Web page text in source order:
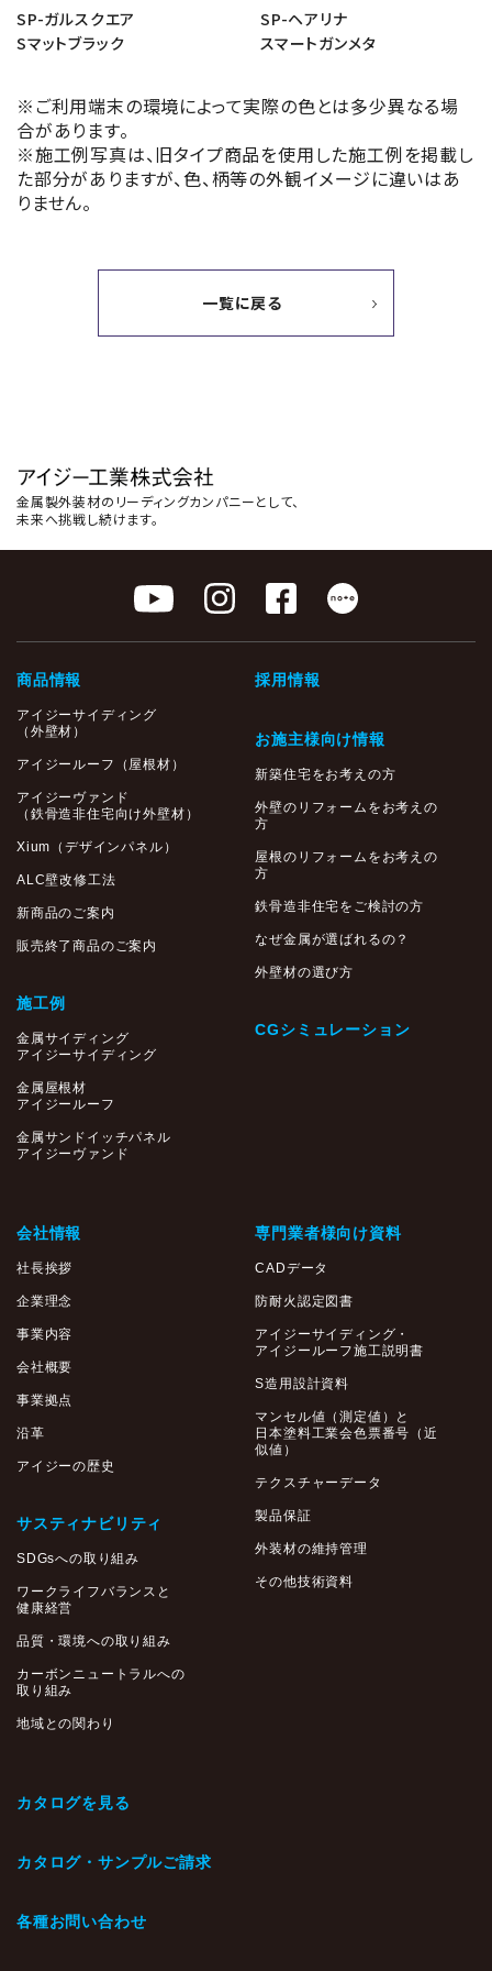
SP-ガルスクエア
Sマットブラック
SP-ヘアリナ
スマートガンメタ
※ご利用端末の環境によって実際の色とは多少異なる場
合があります。
※施工例写真は、旧タイプ商品を使用した施工例を掲載し
た部分がありますが、色、柄等の外観イメージに違いはあ
りません。
一覧に戻る
金属製外装材のリーディングカンパニーとして、
未来へ挑戦し続けます。
商品情報
アイジーサイディング
（外壁材）
アイジールーフ（屋根材）
アイジーヴァンド
（鉄骨造非住宅向け外壁材）
Xium（デザインパネル）
ALC壁改修工法
新商品のご案内
販売終了商品のご案内
施工例
金属サイディング
アイジーサイディング
金属屋根材
アイジールーフ
金属サンドイッチパネル
アイジーヴァンド
会社情報
社長挨拶
企業理念
事業内容
会社概要
事業拠点
沿革
アイジーの歴史
サスティナビリティ
SDGsへの取り組み
ワークライフバランスと
健康経営
品質・環境への取り組み
カーボンニュートラルへの
取り組み
地域との関わり
採用情報
お施主様向け情報
新築住宅をお考えの方
外壁のリフォームをお考えの
方
屋根のリフォームをお考えの
方
鉄骨造非住宅をご検討の方
なぜ金属が選ばれるの？
外壁材の選び方
CGシミュレーション
専門業者様向け資料
CADデータ
防耐火認定図書
アイジーサイディング・
アイジールーフ施工説明書
S造用設計資料
マンセル値（測定値）と
日本塗料工業会色票番号（近
似値）
テクスチャーデータ
製品保証
外装材の維持管理
その他技術資料
カタログを見る
カタログ・サンプルご請求
各種お問い合わせ